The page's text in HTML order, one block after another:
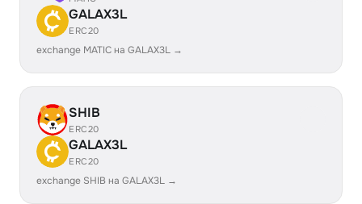
GALAX3L
ERC20
exchange MATIC на GALAX3L →
SHIB
ERC20
GALAX3L
ERC20
exchange SHIB на GALAX3L →